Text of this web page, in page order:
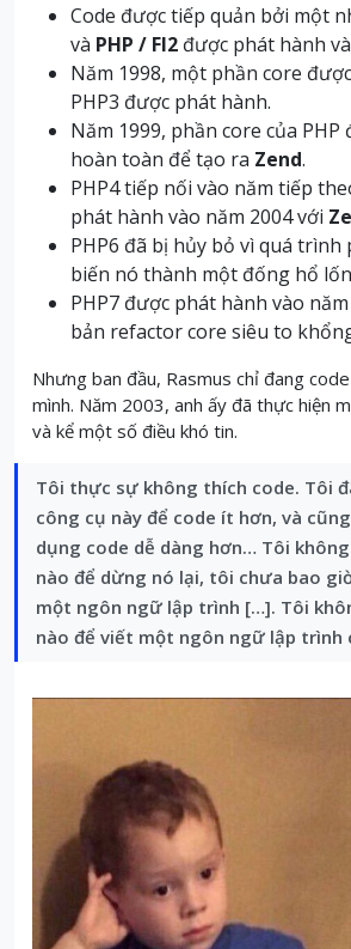
Code được tiếp quản bởi một
và PHP / FI2 được phát hành
Năm 1998, một phần core
PHP3 được phát hành.
Năm 1999, phần core của PHP
hoàn toàn để tạo ra Zend.
PHP4 tiếp nối vào năm tiếp
phát hành vào năm 2004 với
PHP6 đã bị hủy bỏ vì quá
biến nó thành một đống hổ
PHP7 được phát hành vào
bản refactor core siêu to
Nhưng ban đầu, Rasmus chỉ đang
mình. Năm 2003, anh ấy đã thực hiện
và kể một số điều khó tin.
Tôi thực sự không thích code. Tôi
công cụ này để code ít hơn, và
dụng code dễ dàng hơn… Tôi
nào để dừng nó lại, tôi chưa bao
một ngôn ngữ lập trình […]. Tôi
nào để viết một ngôn ngữ lập trình